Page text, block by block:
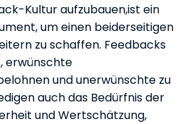
Kultur aufzubauen,ist ein
um einen beiderseitigen
zu schaffen. Feedbacks
erwünschte
und unerwünschte zu
auch das Bedürfnis der
und Wertschätzung,